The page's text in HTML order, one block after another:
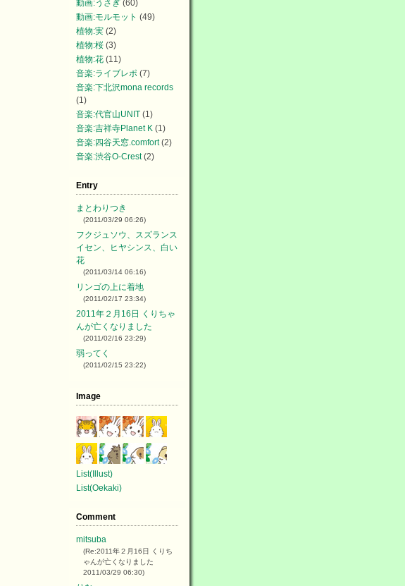
動画:うさぎ (60)
動画:モルモット (49)
植物:実 (2)
植物:桜 (3)
植物:花 (11)
音楽:ライブレポ (7)
音楽:下北沢mona records
(1)
音楽:代官山UNIT (1)
音楽:吉祥寺Planet K (1)
音楽:四谷天窓.comfort(2)
音楽:渋谷O-Crest(2)
Entry
まとわりつき
(2011/03/29 06:26)
フクジュソウ、スズランス
イセン、ヒヤシンス、白い
花
(2011/03/14 06:16)
リンゴの上に着地
(2011/02/17 23:34)
2011年２月16日 くりちゃ
んが亡くなりました
(2011/02/16 23:29)
弱ってく
(2011/02/15 23:22)
Image
List(Illust)
List(Oekaki)
Comment
mitsuba
(Re:2011年２月16日 くりち
ゃんが亡くなりました
2011/03/29 06:30)